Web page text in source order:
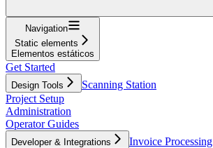
Navigation
Static elements
Elementos estáticos
Get Started
Design Tools
Scanning Station
Project Setup
Administration
Operator Guides
Developer & Integrations
Invoice Processing